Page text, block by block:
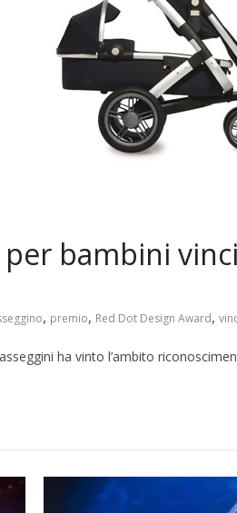
per bambini
, premio, Red Dot Design Award,
ha vinto l’ambito